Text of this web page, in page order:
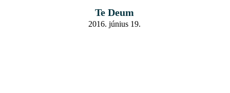
Te Deum
2016. június 19.